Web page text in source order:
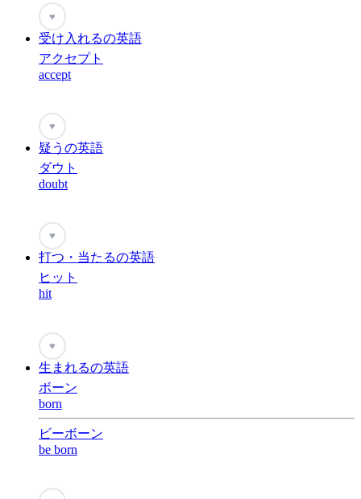
♥
受け入れるの英語
アクセプト
accept
♥
疑うの英語
ダウト
doubt
♥
打つ・当たるの英語
ヒット
hit
♥
生まれるの英語
ボーン
born
ビーボーン
be born